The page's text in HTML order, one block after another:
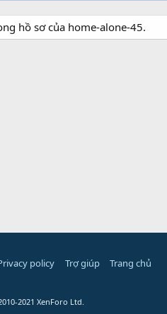
hồ sơ của home-alone-45.
policy Trợ giúp Trang chủ
2021 XenForo Ltd.